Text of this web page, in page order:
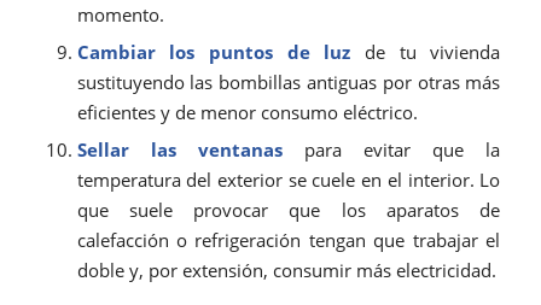
momento.
Cambiar los puntos de luz de tu vivienda
sustituyendo las bombillas antiguas por otras más
eficientes y de menor consumo eléctrico.
Sellar las ventanaspara evitar que la
temperatura del exterior se cuele en el interior. Lo
que suele provocar que los aparatos de
calefacción o refrigeración tengan que trabajar el
doble y, por extensión, consumir más electricidad.